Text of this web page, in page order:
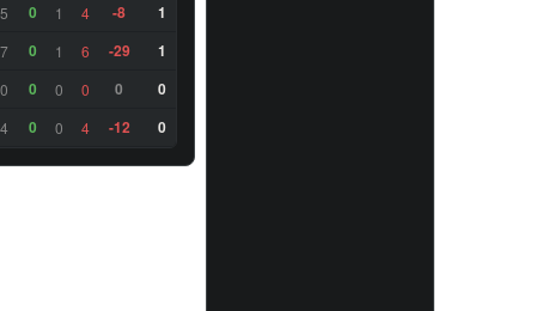
5 0 1 4 -8
1
7 0 1 6 -29
1
0 0 0 0 0
0
4 0 0 4 -12 0